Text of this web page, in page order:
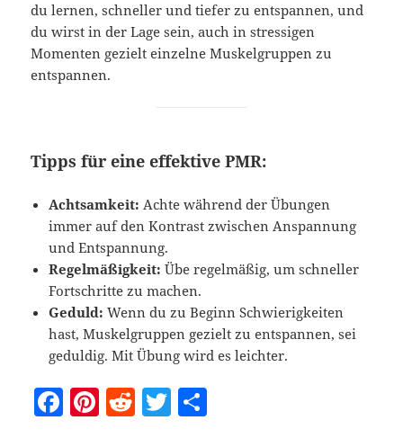
du lernen, schneller und tiefer zu entspannen, und
du wirst in der Lage sein, auch in stressigen
Momenten gezielt einzelne Muskelgruppen zu
entspannen.
Tipps für eine effektive PMR:
Achtsamkeit: Achte während der Übungen
immer auf den Kontrast zwischen Anspannung
und Entspannung.
Regelmäßigkeit: Übe regelmäßig, um schneller
Fortschritte zu machen.
Geduld: Wenn du zu Beginn Schwierigkeiten
hast, Muskelgruppen gezielt zu entspannen, sei
geduldig. Mit Übung wird es leichter.
F Pi R T